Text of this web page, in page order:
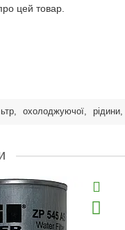
цей товар.
, охолоджуючої, рідини,